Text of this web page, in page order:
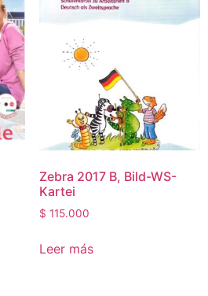
Zebra 2017 B, Bild-WS-
Kartei
$ 115.000
Leer más